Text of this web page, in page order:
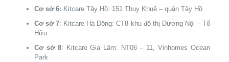
Cơ sở 6: Kitcare Tây Hồ: 151 Thụy Khuê – quận Tây Hồ
Cơ sở 7: Kitcare Hà Đông: CT8 khu đô thị Dương Nội – Tố
Hữu
Cơ sở 8: Kitcare Gia Lâm: NT06 – 11, Vinhomes Ocean
Park